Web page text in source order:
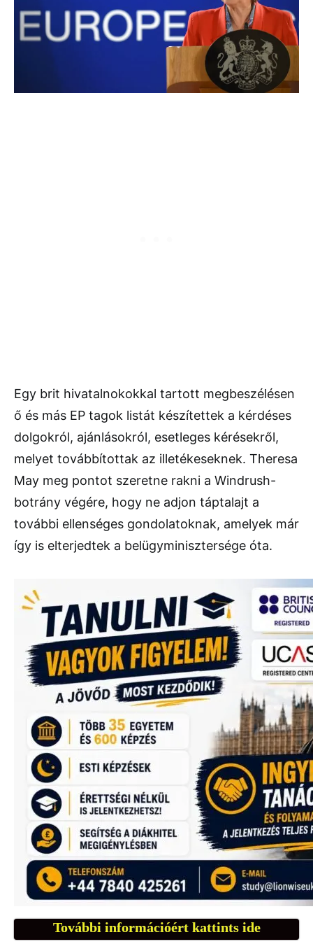
Egy brit hivatalnokokkal tartott megbeszélésen
ő és más EP tagok listát készítettek a kérdéses
dolgokról, ajánlásokról, esetleges kérésekről,
melyet továbbítottak az illetékeseknek. Theresa
May meg pontot szeretne rakni a Windrush-
botrány végére, hogy ne adjon táptalajt a
további ellenséges gondolatoknak, amelyek már
így is elterjedtek a belügyminisztersége óta.
További információért kattints ide